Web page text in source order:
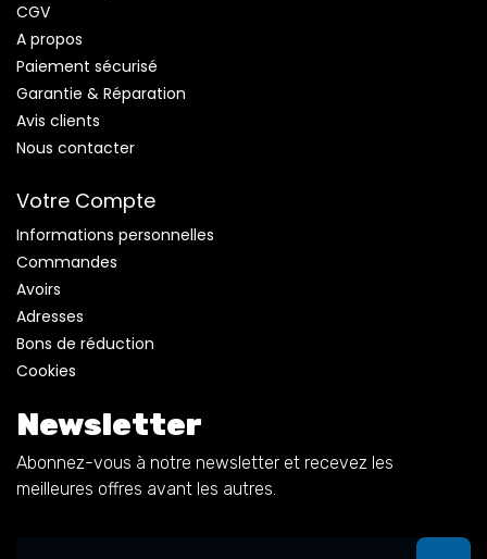
CGV
A propos
Paiement sécurisé
Garantie & Réparation
Avis clients
Nous contacter
Votre Compte
Informations personnelles
Commandes
Avoirs
Adresses
Bons de réduction
Cookies
Newsletter
Abonnez-vous à notre newsletter et recevez les
meilleures offres avant les autres.